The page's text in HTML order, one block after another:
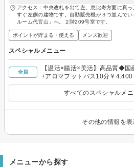
アクセス：中央改札を出て左、恵比寿方面に真
すぐ左側の建物です。自動販売機が３つ並んで
ルーム代官山」へ。２階209号室です。
ポイントが貯まる・使える メンズ歓迎
スペシャルメニュー
全員
【温活×腸活×美活】高品質◆国
+アロマフットバス10分￥4.400
すべてのスペシャルメ
その他の情報を表
メニューから探す